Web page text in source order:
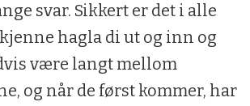
svar. Sikkert er det i alle
hagla di ut og inn og
være langt mellom
og når de først kommer, har